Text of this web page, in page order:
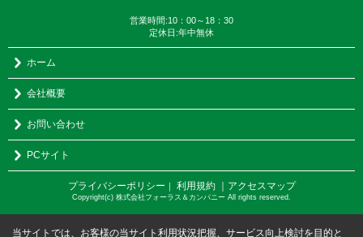
営業時間:10：00～18：30
定休日:年中無休
ホーム
会社概要
お問い合わせ
PCサイト
プライバシーポリシー ｜ 利用規約 ｜アクセスマップ
Copyright(c) 株式会社フォーラス＆カンパニー All rights reserved.
当サイトでは、お客様の当サイト利用状況把握、サービス向上検討を目的と